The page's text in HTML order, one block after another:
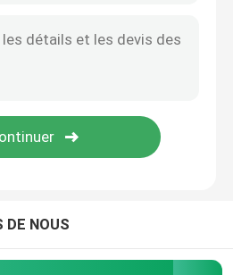
tissés par pp
PE
DE NOUS